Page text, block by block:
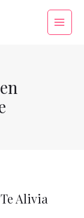
Main
Alivia